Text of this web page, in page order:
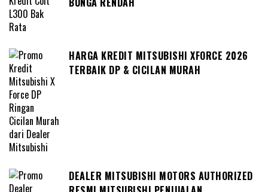
HARGA KREDIT MITSUBISHI XFORCE 2026
TERBAIK DP & CICILAN MURAH
DEALER MITSUBISHI MOTORS AUTHORIZED